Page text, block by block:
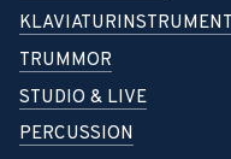
KLAVIATURINSTRUMENT
TRUMMOR
STUDIO & LIVE
PERCUSSION